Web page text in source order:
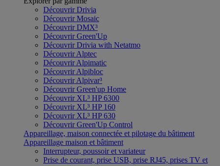
Découvrir Drivia
Découvrir Mosaic
Découvrir DMX³
Découvrir Green'Up
Découvrir Drivia with Netatmo
Découvrir Alptec
Découvrir Alpimatic
Découvrir Alpibloc
Découvrir Alpivar³
Découvrir Green'up Home
Découvrir XL³ HP 6300
Découvrir XL³ HP 160
Découvrir XL³ HP 630
Découvrir Green'Up Control
Appareillage, maison connectée et pilotage du bâtiment
Appareillage maison et bâtiment
Interrupteur, poussoir et variateur
Prise de courant, prise USB, prise RJ45, prises TV et